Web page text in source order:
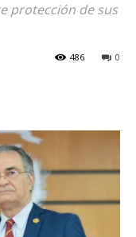
protección de sus
0
486